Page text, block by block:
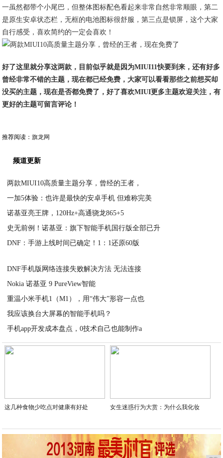
一虽然都带个小尾巴，但整体图标配色看起来非常自然非常顺眼，第二
是原生安卓状态栏，无框的电池图标很舒服，第三点是锁屏，这个大家
自行感受，喜欢简约的一定会喜欢！
好了这里就分享这两款，目前似乎就是因为MIUI11快要到来，还有好多
曾经非常不错的主题，现在都已经免费，大家可以看看那些之前想买却
没买的主题，现在是否都免费了，好了喜欢MIUI更多主题欢迎关注，有
更好的主题可留言评论！
推荐阅读：旗龙网
频道更新
两款MIUI10高质量主题分享，曾经的王者，
一加5体验：也许是最快的安卓手机 但难称完美
诺基亚亮王牌，120Hz+高通骁龙865+5
史无前例！诺基亚：旗下智能手机国行版全部已升
DNF：手游上线时间已确定！1：1还原60版
DNF手机版网络连接失败解决方法 无法连接
Nokia 诺基亚 9 PureView智能
重温小米手机1（M1），用“伟大”形容一点也
我应该换台大屏幕的智能手机吗？
手机app开发成本盘点，0技术自己也能制作a
2020-06-10
这几种食物少吃点对健康有好处 女生迷惑行为大赏：为什么我化妆